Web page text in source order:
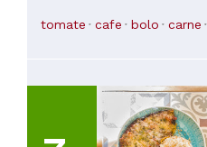
tomate cafe bolo carne